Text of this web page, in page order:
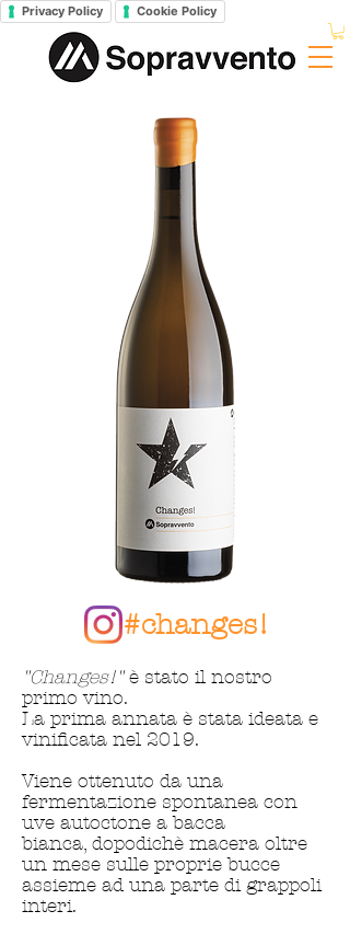
Privacy Policy Cookie Policy
#changes!
"Changes!"è stato il nostro
primo vino.
La prima annata è stata ideata e
vinificata nel 2019.
Viene ottenuto da una
fermentazione spontanea con
uve autoctone a bacca
bianca, dopodichè macera oltre
un mese sulle proprie bucce
assieme ad una parte di grappoli
interi.